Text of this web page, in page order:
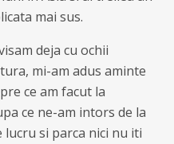
mai sus.
deja cu ochii
mi-am adus aminte
ce am facut la
ce ne-am intors de la
lucru si parca nici nu iti